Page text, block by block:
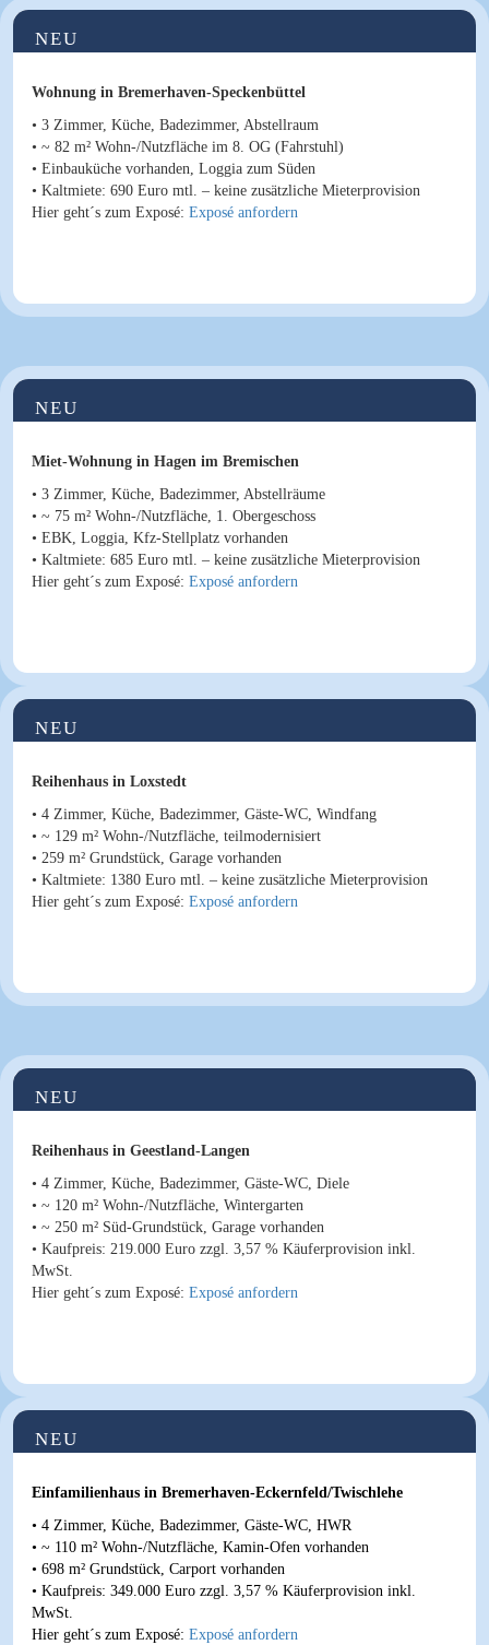
NEU
Wohnung in Bremerhaven-Speckenbüttel
• 3 Zimmer, Küche, Badezimmer, Abstellraum
• ~ 82 m² Wohn-/Nutzfläche im 8. OG (Fahrstuhl)
• Einbauküche vorhanden, Loggia zum Süden
• Kaltmiete: 690 Euro mtl. – keine zusätzliche Mieterprovision
Hier geht´s zum Exposé: Exposé anfordern
NEU
Miet-Wohnung in Hagen im Bremischen
• 3 Zimmer, Küche, Badezimmer, Abstellräume
• ~ 75 m² Wohn-/Nutzfläche, 1. Obergeschoss
• EBK, Loggia, Kfz-Stellplatz vorhanden
• Kaltmiete: 685 Euro mtl. – keine zusätzliche Mieterprovision
Hier geht´s zum Exposé: Exposé anfordern
NEU
Reihenhaus in Loxstedt
• 4 Zimmer, Küche, Badezimmer, Gäste-WC, Windfang
• ~ 129 m² Wohn-/Nutzfläche, teilmodernisiert
• 259 m² Grundstück, Garage vorhanden
• Kaltmiete: 1380 Euro mtl. – keine zusätzliche Mieterprovision
Hier geht´s zum Exposé: Exposé anfordern
NEU
Reihenhaus in Geestland-Langen
• 4 Zimmer, Küche, Badezimmer, Gäste-WC, Diele
• ~ 120 m² Wohn-/Nutzfläche, Wintergarten
• ~ 250 m² Süd-Grundstück, Garage vorhanden
• Kaufpreis: 219.000 Euro zzgl. 3,57 % Käuferprovision inkl.
MwSt.
Hier geht´s zum Exposé: Exposé anfordern
NEU
Einfamilienhaus in Bremerhaven-Eckernfeld/Twischlehe
• 4 Zimmer, Küche, Badezimmer, Gäste-WC, HWR
• ~ 110 m² Wohn-/Nutzfläche, Kamin-Ofen vorhanden
• 698 m² Grundstück, Carport vorhanden
• Kaufpreis: 349.000 Euro zzgl. 3,57 % Käuferprovision inkl.
MwSt.
Hier geht´s zum Exposé: Exposé anfordern